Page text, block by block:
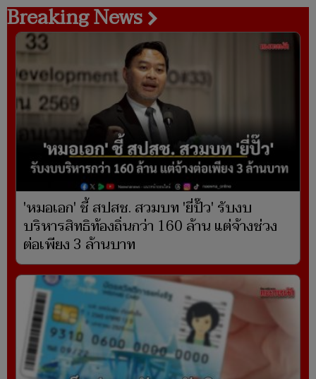
Breaking News
'หมอเอก' ชี้ สปสช. สวมบท 'ยี่ปั๊ว' รับงบ
บริหารสิทธิท้องถิ่นกว่า 160 ล้าน แต่จ้างช่วง
ต่อเพียง 3 ล้านบาท